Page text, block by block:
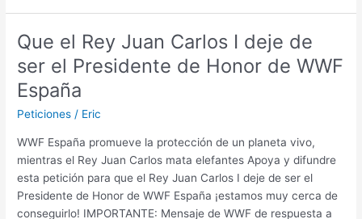
son
españoles!
Por
la
Igualdad
acceso
al
Registro
Civil
Que el Rey Juan Carlos I deje de
ser el Presidente de Honor de WWF
España
Peticiones / Eric
WWF España promueve la protección de un planeta vivo,
mientras el Rey Juan Carlos mata elefantes Apoya y difundre
esta petición para que el Rey Juan Carlos I deje de ser el
Presidente de Honor de WWF España ¡estamos muy cerca de
conseguirlo! IMPORTANTE: Mensaje de WWF de respuesta a